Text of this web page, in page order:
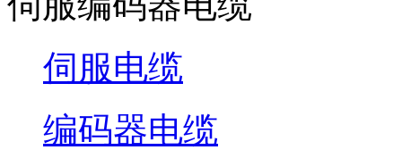
伺服电缆
编码器电缆